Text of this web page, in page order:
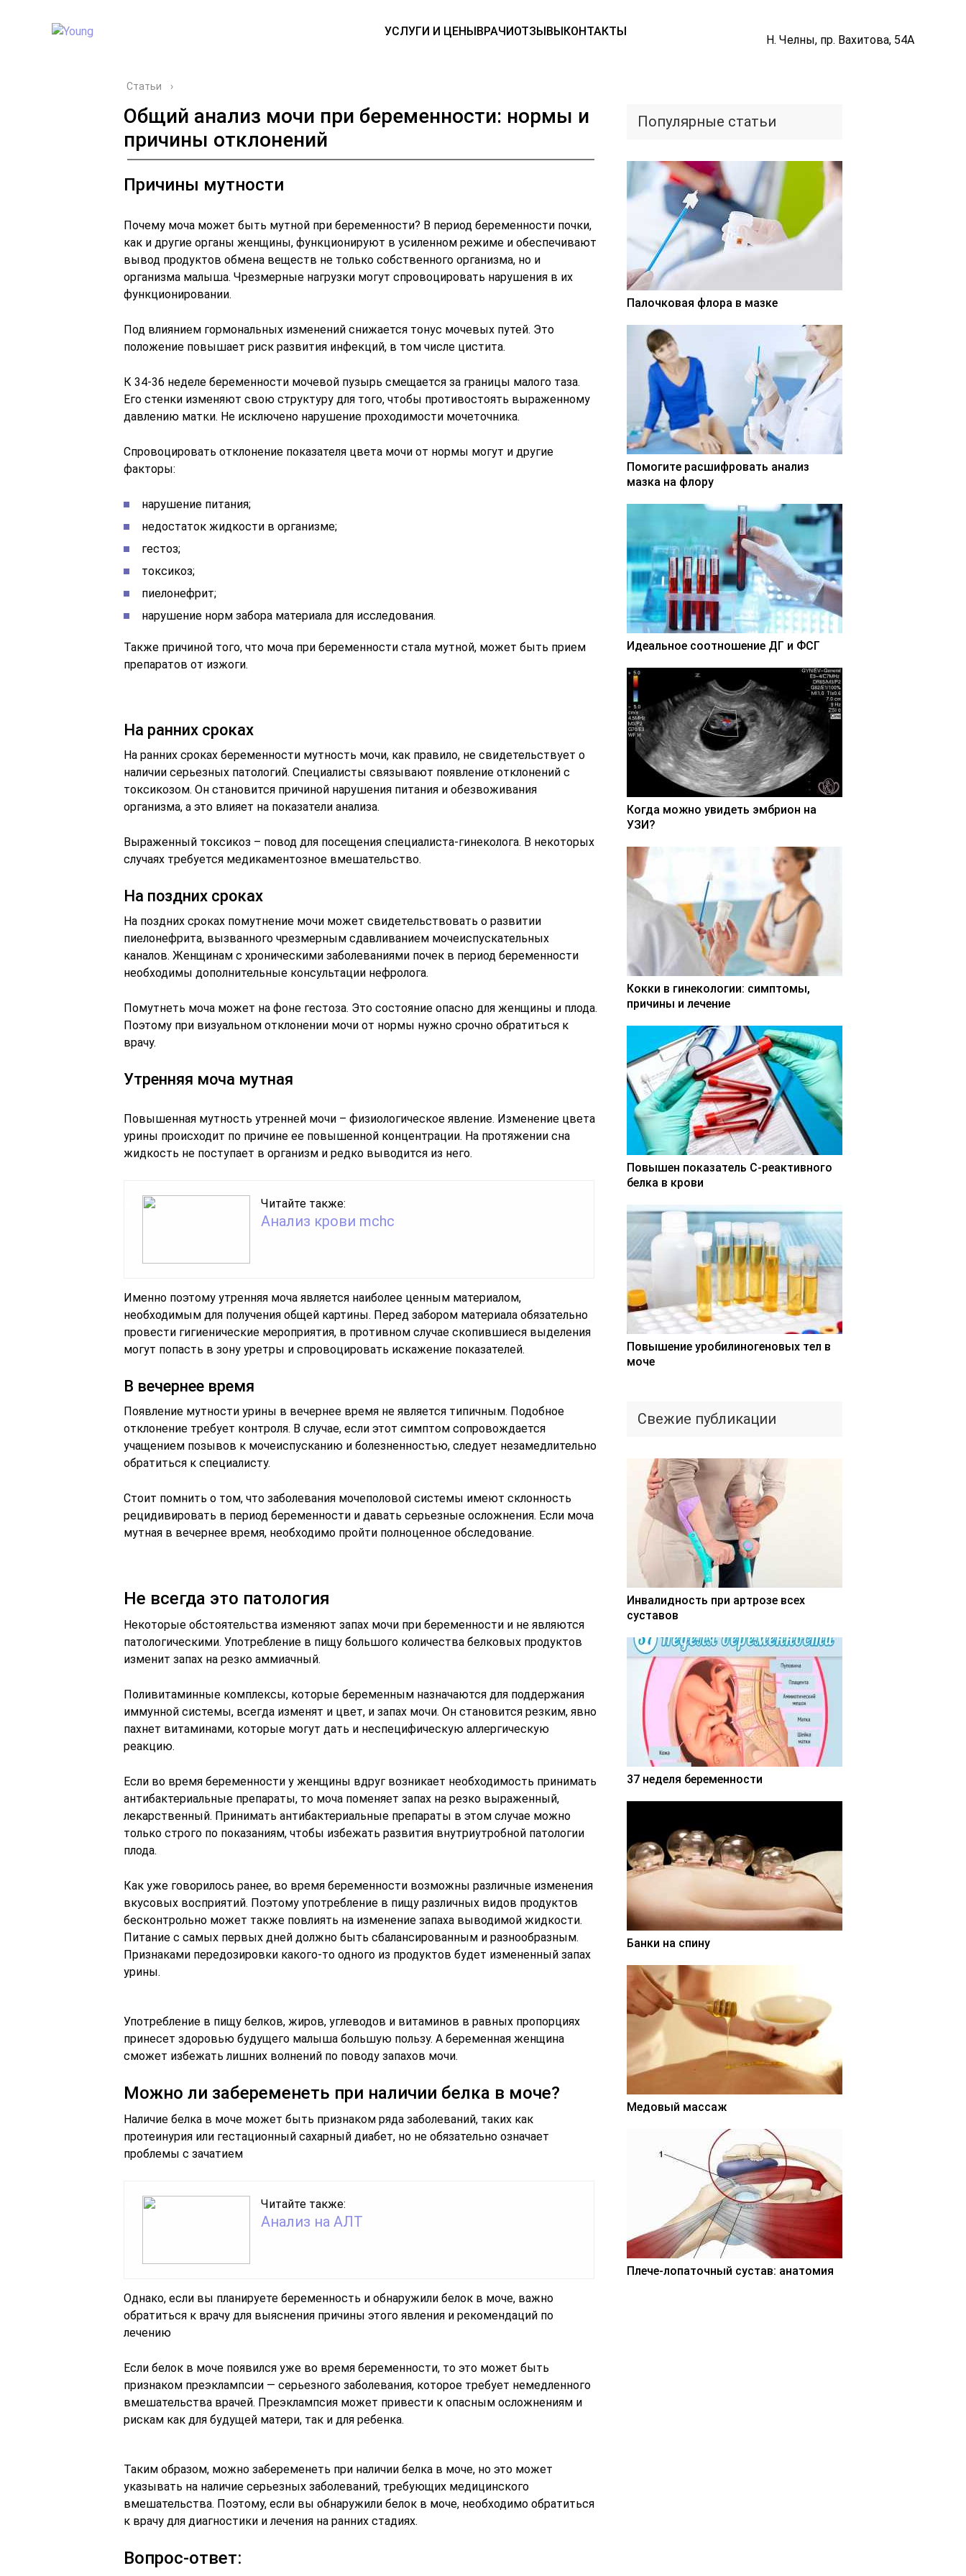
УСЛУГИ И ЦЕНЫВРАЧИОТЗЫВЫКОНТАКТЫ
Н. Челны, пр. Вахитова, 54А
Статьи ›
Общий анализ мочи при беременности: нормы и
причины отклонений
Причины мутности
Почему моча может быть мутной при беременности? В период беременности почки,
как и другие органы женщины, функционируют в усиленном режиме и обеспечивают
вывод продуктов обмена веществ не только собственного организма, но и
организма малыша. Чрезмерные нагрузки могут спровоцировать нарушения в их
функционировании.
Под влиянием гормональных изменений снижается тонус мочевых путей. Это
положение повышает риск развития инфекций, в том числе цистита.
К 34-36 неделе беременности мочевой пузырь смещается за границы малого таза.
Его стенки изменяют свою структуру для того, чтобы противостоять выраженному
давлению матки. Не исключено нарушение проходимости мочеточника.
Спровоцировать отклонение показателя цвета мочи от нормы могут и другие
факторы:
нарушение питания;
недостаток жидкости в организме;
гестоз;
токсикоз;
пиелонефрит;
нарушение норм забора материала для исследования.
Также причиной того, что моча при беременности стала мутной, может быть прием
препаратов от изжоги.
На ранних сроках
На ранних сроках беременности мутность мочи, как правило, не свидетельствует о
наличии серьезных патологий. Специалисты связывают появление отклонений с
токсикозом. Он становится причиной нарушения питания и обезвоживания
организма, а это влияет на показатели анализа.
Выраженный токсикоз – повод для посещения специалиста-гинеколога. В некоторых
случаях требуется медикаментозное вмешательство.
На поздних сроках
На поздних сроках помутнение мочи может свидетельствовать о развитии
пиелонефрита, вызванного чрезмерным сдавливанием мочеиспускательных
каналов. Женщинам с хроническими заболеваниями почек в период беременности
необходимы дополнительные консультации нефролога.
Помутнеть моча может на фоне гестоза. Это состояние опасно для женщины и плода.
Поэтому при визуальном отклонении мочи от нормы нужно срочно обратиться к
врачу.
Утренняя моча мутная
Повышенная мутность утренней мочи – физиологическое явление. Изменение цвета
урины происходит по причине ее повышенной концентрации. На протяжении сна
жидкость не поступает в организм и редко выводится из него.
Читайте также:
Анализ крови mchc
Именно поэтому утренняя моча является наиболее ценным материалом,
необходимым для получения общей картины. Перед забором материала обязательно
провести гигиенические мероприятия, в противном случае скопившиеся выделения
могут попасть в зону уретры и спровоцировать искажение показателей.
В вечернее время
Появление мутности урины в вечернее время не является типичным. Подобное
отклонение требует контроля. В случае, если этот симптом сопровождается
учащением позывов к мочеиспусканию и болезненностью, следует незамедлительно
обратиться к специалисту.
Стоит помнить о том, что заболевания мочеполовой системы имеют склонность
рецидивировать в период беременности и давать серьезные осложнения. Если моча
мутная в вечернее время, необходимо пройти полноценное обследование.
Не всегда это патология
Некоторые обстоятельства изменяют запах мочи при беременности и не являются
патологическими. Употребление в пищу большого количества белковых продуктов
изменит запах на резко аммиачный.
Поливитаминные комплексы, которые беременным назначаются для поддержания
иммунной системы, всегда изменят и цвет, и запах мочи. Он становится резким, явно
пахнет витаминами, которые могут дать и неспецифическую аллергическую
реакцию.
Если во время беременности у женщины вдруг возникает необходимость принимать
антибактериальные препараты, то моча поменяет запах на резко выраженный,
лекарственный. Принимать антибактериальные препараты в этом случае можно
только строго по показаниям, чтобы избежать развития внутриутробной патологии
плода.
Как уже говорилось ранее, во время беременности возможны различные изменения
вкусовых восприятий. Поэтому употребление в пищу различных видов продуктов
бесконтрольно может также повлиять на изменение запаха выводимой жидкости.
Питание с самых первых дней должно быть сбалансированным и разнообразным.
Признаками передозировки какого-то одного из продуктов будет измененный запах
урины.
Употребление в пищу белков, жиров, углеводов и витаминов в равных пропорциях
принесет здоровью будущего малыша большую пользу. А беременная женщина
сможет избежать лишних волнений по поводу запахов мочи.
Можно ли забеременеть при наличии белка в моче?
Наличие белка в моче может быть признаком ряда заболеваний, таких как
протеинурия или гестационный сахарный диабет, но не обязательно означает
проблемы с зачатием
Читайте также:
Анализ на АЛТ
Однако, если вы планируете беременность и обнаружили белок в моче, важно
обратиться к врачу для выяснения причины этого явления и рекомендаций по
лечению
Если белок в моче появился уже во время беременности, то это может быть
признаком преэклампсии — серьезного заболевания, которое требует немедленного
вмешательства врачей. Преэклампсия может привести к опасным осложнениям и
рискам как для будущей матери, так и для ребенка.
Таким образом, можно забеременеть при наличии белка в моче, но это может
указывать на наличие серьезных заболеваний, требующих медицинского
вмешательства. Поэтому, если вы обнаружили белок в моче, необходимо обратиться
к врачу для диагностики и лечения на ранних стадиях.
Вопрос-ответ:
Популярные статьи
Палочковая флора в мазке
Помогите расшифровать анализ
мазка на флору
Идеальное соотношение ДГ и ФСГ
Когда можно увидеть эмбрион на
УЗИ?
Кокки в гинекологии: симптомы,
причины и лечение
Повышен показатель С-реактивного
белка в крови
Повышение уробилиногеновых тел в
моче
Свежие публикации
Инвалидность при артрозе всех
суставов
37 неделя беременности
Банки на спину
Медовый массаж
Плече-лопаточный сустав: анатомия